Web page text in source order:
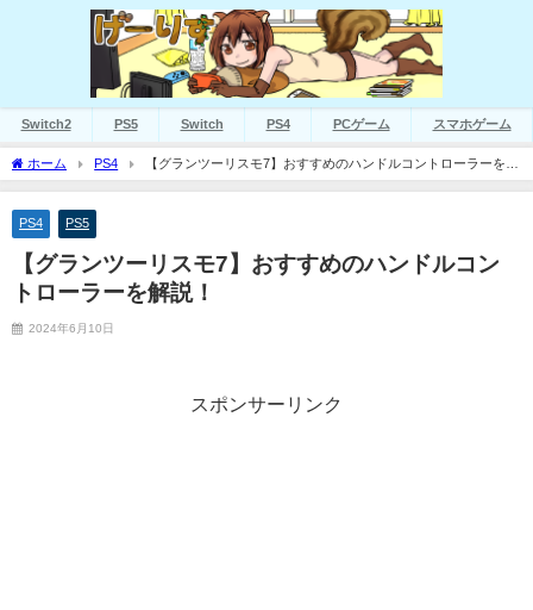
Switch2 PS5 Switch PS4 PCゲーム スマホゲーム
ホーム PS4
【グランツーリスモ7】おすすめのハンドルコントローラーを解
説！
PS4 PS5
【グランツーリスモ7】おすすめのハンドルコン
トローラーを解説！
2024年6月10日
スポンサーリンク